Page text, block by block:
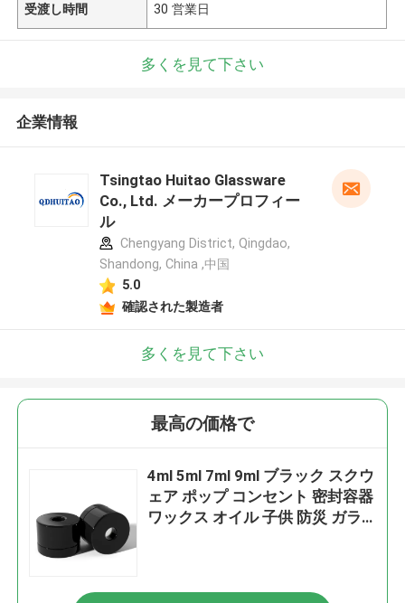
受渡し時間 30 営業日
多くを見て下さい
企業情報
Tsingtao Huitao Glassware
Co., Ltd. メーカープロフィー
ル
Chengyang District, Qingdao,
Shandong, China ,中国
5.0
確認された製造者
多くを見て下さい
最高の価格で
4ml 5ml 7ml 9ml ブラック スクウ
ェア ポップ コンセント 密封容器
ワックス オイル 子供 防災 ガラ